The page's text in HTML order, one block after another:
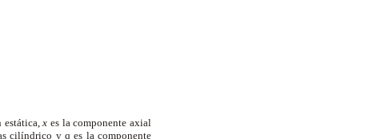
estática,x es la componente axial
cilíndrico yqes la componente